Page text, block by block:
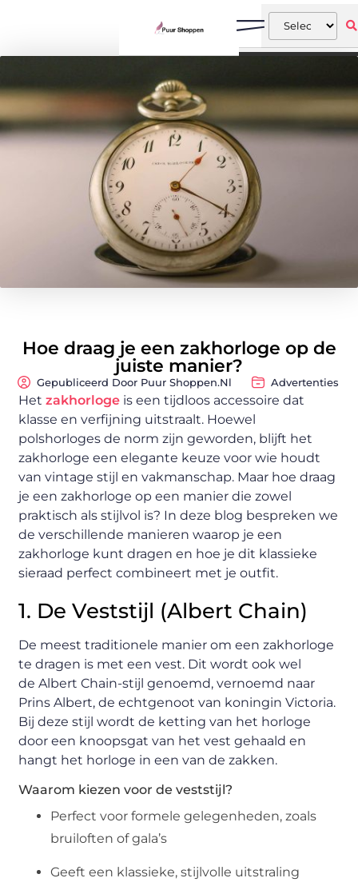
Hoe draag je een zakhorloge op de
juiste manier?
Gepubliceerd Door Puur Shoppen.nl Advertenties
Hetzakhorloge is een tijdloos accessoire dat
klasse en verfijning uitstraalt. Hoewel
polshorloges de norm zijn geworden, blijft het
zakhorloge een elegante keuze voor wie houdt
van vintage stijl en vakmanschap. Maar hoe draag
je een zakhorloge op een manier die zowel
praktisch als stijlvol is? In deze blog bespreken we
de verschillende manieren waarop je een
zakhorloge kunt dragen en hoe je dit klassieke
sieraad perfect combineert met je outfit.
1. De Veststijl (Albert Chain)
De meest traditionele manier om een zakhorloge
te dragen is met een vest. Dit wordt ook wel
de Albert Chain-stijl genoemd, vernoemd naar
Prins Albert, de echtgenoot van koningin Victoria.
Bij deze stijl wordt de ketting van het horloge
door een knoopsgat van het vest gehaald en
hangt het horloge in een van de zakken.
Waarom kiezen voor de veststijl?
Perfect voor formele gelegenheden, zoals
bruiloften of gala’s
Geeft een klassieke, stijlvolle uitstraling